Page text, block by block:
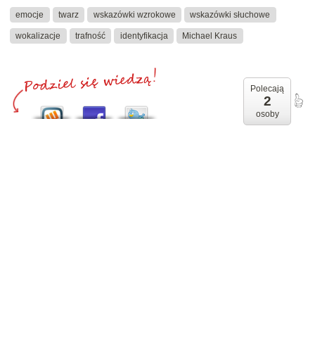
emocje twarz wskazówki wzrokowe wskazówki słuchowe
wokalizacje trafność identyfikacja Michael Kraus
Polecają
2
osoby